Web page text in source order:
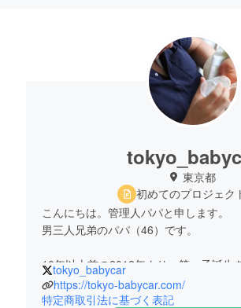
東京都
初めてのプロジェク
こんにちは。管理人パパと申します。
男三人兄弟のパパ（46）です。
10年以上前の2012年より、第一子誕生
グをはじめました。
当時は海外ブランドのベビーカーがまだ
tokyo_babycar
https://tokyo-babycar.com/
特定商取引法に基づく表記